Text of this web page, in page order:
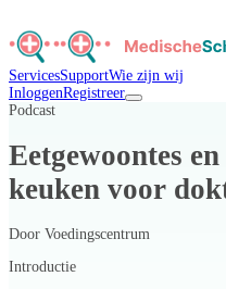
ServicesSupportWie zijn wij
InloggenRegistreer
Podcast
Eetgewoontes
keuken voor
Door Voedingscentrum
Introductie